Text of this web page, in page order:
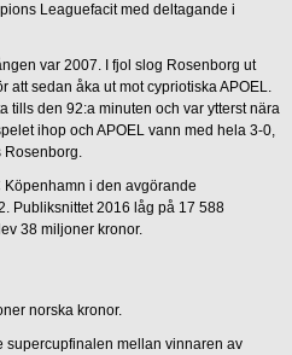
Leaguefacit med deltagande i
var 2007. I fjol slog Rosenborg ut
att sedan åka ut mot cypriotiska APOEL.
tills den 92:a minuten och var ytterst nära
ihop och APOEL vann med hela 3-0,
Rosenborg.
Köpenhamn i den avgörande
Publiksnittet 2016 låg på 17 588
38 miljoner kronor.
norska kronor.
supercupfinalen mellan vinnaren av